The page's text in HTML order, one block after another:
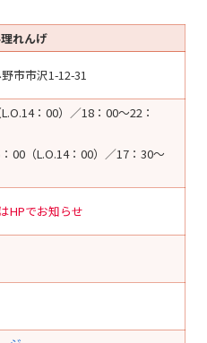
れんげ
市市沢1-12-31
：00）／18：00～22：
00（L.O.14：00）／17：30～
HPでお知らせ